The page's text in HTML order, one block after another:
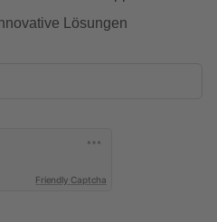
Lösungen
Friendly Captcha